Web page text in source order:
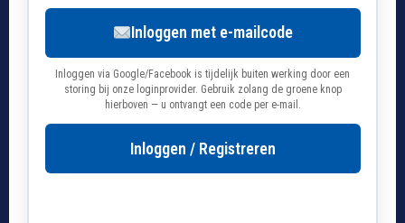
Inloggen met e-mailcode
Inloggen via Google/Facebook is tijdelijk buiten werking door een
storing bij onze loginprovider. Gebruik zolang de groene knop
hierboven — u ontvangt een code per e-mail.
Inloggen / Registreren